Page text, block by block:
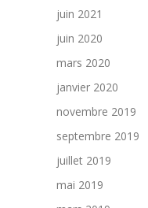
juin 2021
juin 2020
mars 2020
janvier 2020
novembre 2019
septembre 2019
juillet 2019
mai 2019